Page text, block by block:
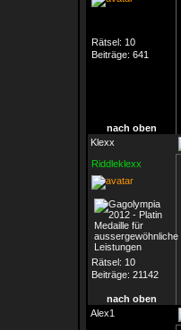
Rätsel: 10
Beiträge: 641
nach oben
Klexx
Riddleklexx
Rätsel: 10
Beiträge: 21142
nach oben
Alex1